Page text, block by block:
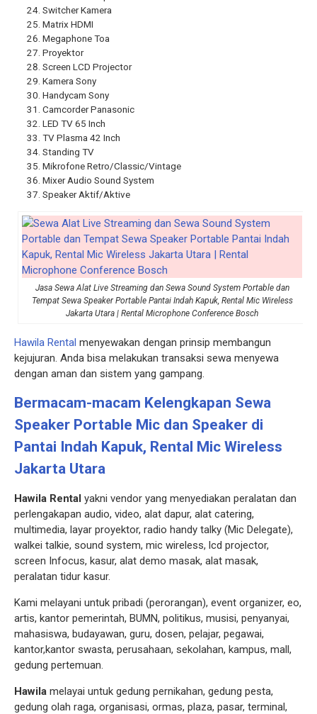
Switcher Kamera
Matrix HDMI
Megaphone Toa
Proyektor
Screen LCD Projector
Kamera Sony
Handycam Sony
Camcorder Panasonic
LED TV 65 Inch
TV Plasma 42 Inch
Standing TV
Mikrofone Retro/Classic/Vintage
Mixer Audio Sound System
Speaker Aktif/Aktive
Jasa Sewa Alat Live Streaming dan Sewa Sound System Portable dan
Tempat Sewa Speaker Portable Pantai Indah Kapuk, Rental Mic Wireless
Jakarta Utara | Rental Microphone Conference Bosch
Hawila Rental menyewakan dengan prinsip membangun
kejujuran. Anda bisa melakukan transaksi sewa menyewa
dengan aman dan sistem yang gampang.
Bermacam-macam Kelengkapan Sewa
Speaker Portable Mic dan Speaker di
Pantai Indah Kapuk, Rental Mic Wireless
Jakarta Utara
Hawila Rental yakni vendor yang menyediakan peralatan dan
perlengakapan audio, video, alat dapur, alat catering,
multimedia, layar proyektor, radio handy talky (Mic Delegate),
walkei talkie, sound system, mic wireless, lcd projector,
screen Infocus, kasur, alat demo masak, alat masak,
peralatan tidur kasur.
Kami melayani untuk pribadi (perorangan), event organizer, eo,
artis, kantor pemerintah, BUMN, politikus, musisi, penyanyai,
mahasiswa, budayawan, guru, dosen, pelajar, pegawai,
kantor,kantor swasta, perusahaan, sekolahan, kampus, mall,
gedung pertemuan.
Hawila melayai untuk gedung pernikahan, gedung pesta,
gedung olah raga, organisasi, ormas, plaza, pasar, terminal,